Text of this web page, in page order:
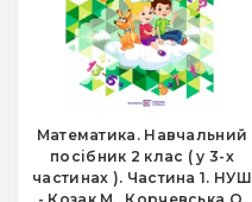
Математика. Навчальний
посібник 2 клас ( у 3-х
частинах ). Частина 1. НУШ